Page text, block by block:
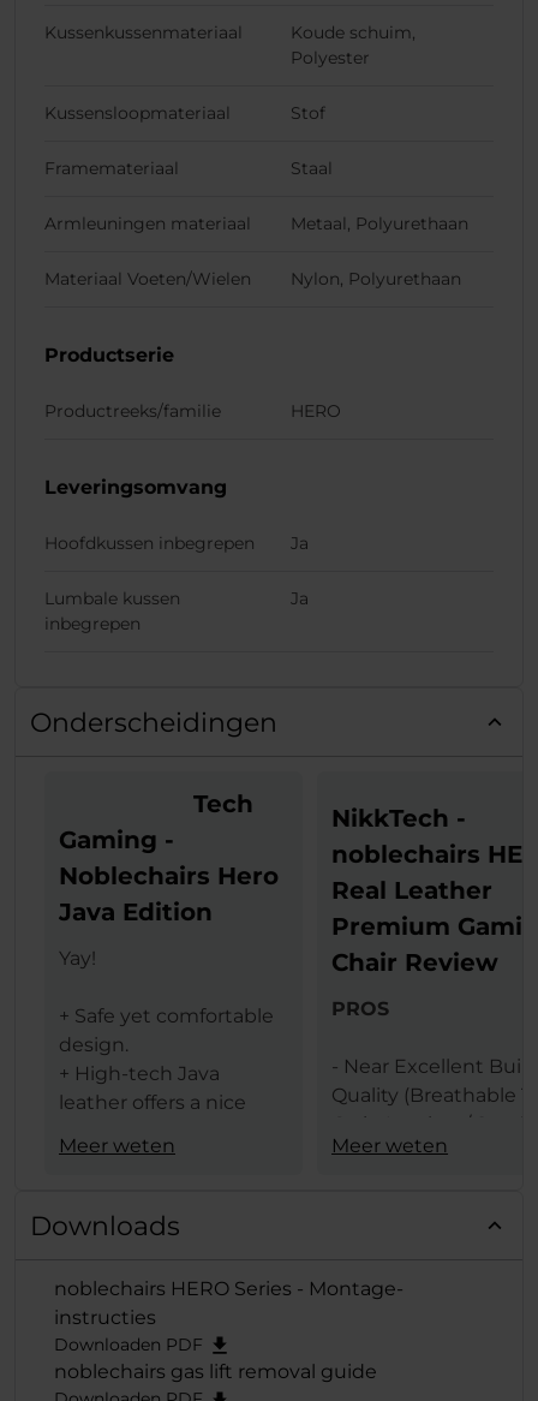
Kussenkussenmateriaal
Koude schuim,
Polyester
Kussensloopmateriaal Stof
Framemateriaal Staal
Armleuningen materiaal Metaal, Polyurethaan
Materiaal Voeten/Wielen Nylon, Polyurethaan
Productserie
Productreeks/familie HERO
Leveringsomvang
Hoofdkussen inbegrepen Ja
Lumbale kussen
inbegrepen
Ja
Onderscheidingen
Tech
Gaming -
Noblechairs Hero
Java Edition
Yay!
+ Safe yet comfortable
design.
+ High-tech Java
leather offers a nice
+ The same leather
transfer (conduction)
gaming chair.
+ Lumbar support
provides comfort and
extends deep from the
backrest when
Meer weten
NikkTech -
noblechairs
Real Leather
Premium
Chair Review
PROS
- Near Excellent
Quality (Breathable
Grain Leather / Steel
Frame)
- Large Size
Adjustable Height /
Meer weten
Downloads
noblechairs HERO Series - Montage-
instructies
Downloaden PDF
noblechairs gas lift removal guide